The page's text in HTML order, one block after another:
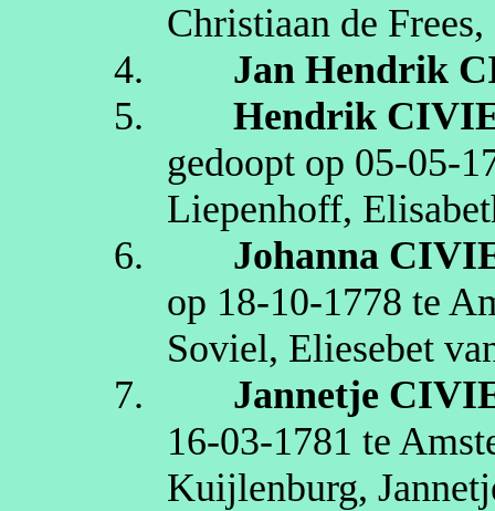
Christiaan de
4.
Jan Hendrik
5.
Hendrik
gedoopt op
Liepenhoff,
6.
Johanna
op 18‑10‑1778 te
Soviel, Eliesebet
7.
Jannetje
16‑03‑1781 te
Kuijlenburg,